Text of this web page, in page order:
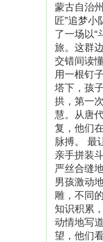
蒙古自治
匠”追梦
了一场以“
旅。这群
交错间读
用一根钉
塔下，孩
拱，第一
慧。从唐
复，他们
脉搏。 最
亲手拼装
严丝合缝
男孩激动
雕，不同
知识积累
动情地写
望，他们